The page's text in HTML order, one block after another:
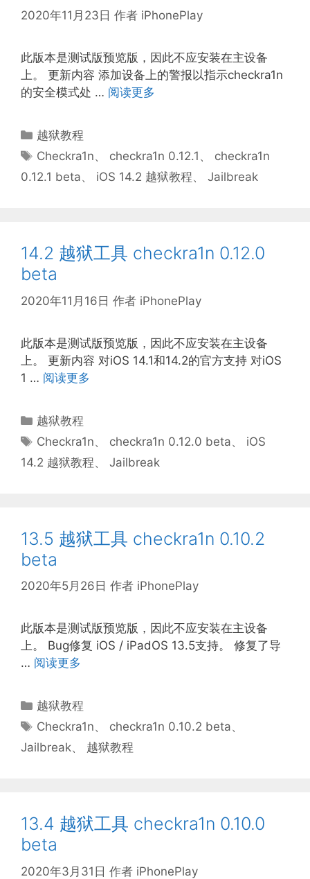
2020年11月23日 作者 iPhonePlay
此版本是测试版预览版，因此不应安装在主设备
上。 更新内容 添加设备上的警报以指示checkra1n
的安全模式处 … 阅读更多
分
类
越狱教程
标
签
Checkra1n、 checkra1n 0.12.1 、 checkra1n
0.12.1 beta、 iOS 14.2 越狱教程、 Jailbreak
14.2 越狱工具 checkra1n 0.12.0
beta
2020年11月16日 作者 iPhonePlay
此版本是测试版预览版，因此不应安装在主设备
上。 更新内容 对iOS 14.1和14.2的官方支持 对iOS
1 … 阅读更多
分
类
越狱教程
标
签
Checkra1n、 checkra1n 0.12.0 beta、 iOS
14.2 越狱教程、 Jailbreak
13.5 越狱工具 checkra1n 0.10.2
beta
2020年5月26日 作者 iPhonePlay
此版本是测试版预览版，因此不应安装在主设备
上。 Bug修复 iOS / iPadOS 13.5支持。 修复了导
… 阅读更多
分
类
越狱教程
标
签
Checkra1n、 checkra1n 0.10.2 beta、
Jailbreak、 越狱教程
13.4 越狱工具 checkra1n 0.10.0
beta
2020年3月31日 作者 iPhonePlay